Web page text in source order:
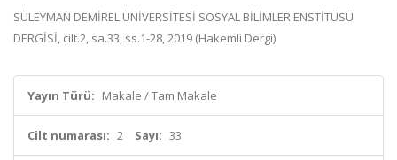
SÜLEYMAN DEMİREL ÜNİVERSİTESİ SOSYAL BİLİMLER ENSTİTÜSÜ
DERGİSİ, cilt.2, sa.33, ss.1-28, 2019 (Hakemli Dergi)
Yayın Türü: Makale / Tam Makale
Cilt numarası: 2 Sayı: 33